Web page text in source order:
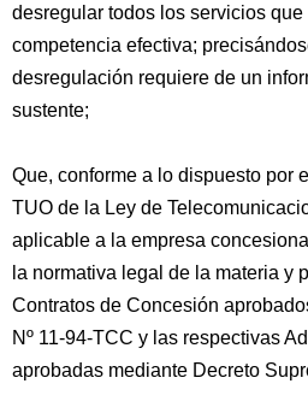
desregular todos los servicios
competencia efectiva;
desregulación requiere de un
sustente;
Que, conforme a lo dispuesto por
TUO de la Ley de
aplicable a la empresa
la normativa legal de la materia y
Contratos de Concesión
Nº 11-94-TCC y las respectivas
aprobadas mediante Decreto